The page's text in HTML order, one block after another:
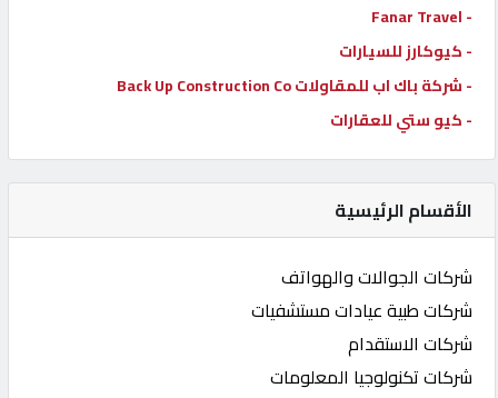
- Fanar Travel
- كيوكارز للسيارات
- شركة باك اب للمقاولات Back Up Construction Co
- كيو ستي للعقارات
الأقسام الرئيسية
شركات الجوالات والهواتف
شركات طبية عيادات مستشفيات
شركات الاستقدام
شركات تكنولوجيا المعلومات